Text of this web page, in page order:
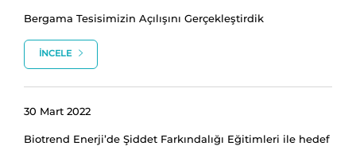
Bergama Tesisimizin Açılışını Gerçekleştirdik
İNCELE
30 Mart 2022
Biotrend Enerji’de Şiddet Farkındalığı Eğitimleri ile hedef